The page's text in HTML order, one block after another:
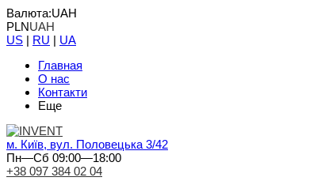
Валюта:UAH
PLNUAH
US | RU | UA
Главная
О нас
Контакти
Еще
м. Київ, вул. Половецька 3/42
Пн—Сб 09:00—18:00
+38 097 384 02 04